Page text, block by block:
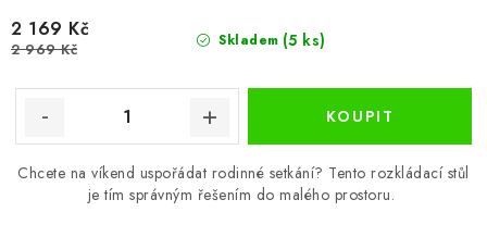
Skladem (5 ks)
2 169 Kč
2 969 Kč
Chcete na víkend uspořádat rodinné setkání? Tento rozkládací stůl
je tím správným řešením do malého prostoru.